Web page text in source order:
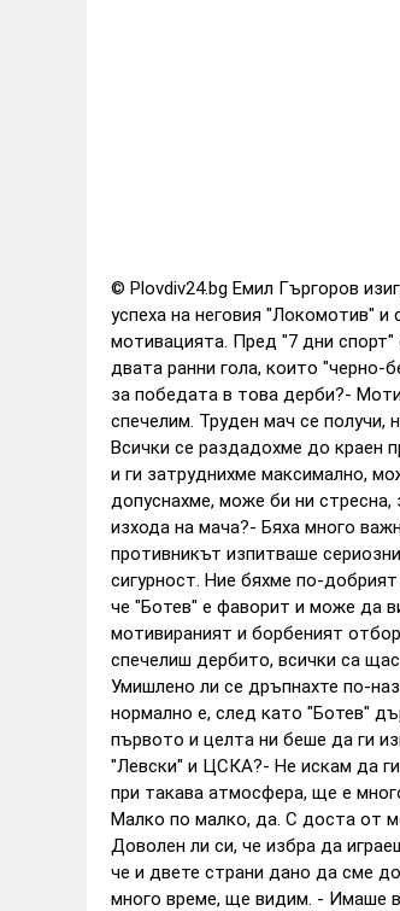
© Plovdiv24.bg Емил Гъргоров
успеха на неговия "Локомотив"
мотивацията. Пред "7 дни спорт"
двата ранни гола, които "черно-
за победата в това дерби?-
спечелим. Труден мач се получи,
Всички се раздадохме до краен
и ги затруднихме максимално,
допуснахме, може би ни
изхода на мача?- Бяха много
противникът изпитваше
сигурност. Ние бяхме по-
че "Ботев" е фаворит и може да
мотивираният и борбеният
спечелиш дербито, всички са
Умишлено ли се дръпнахте по-
нормално е, след като "Ботев"
първото и целта ни беше да ги
"Левски" и ЦСКА?- Не искам да
при такава атмосфера, ще е
Малко по малко, да. С доста от
Доволен ли си, че избра да
че и двете страни дано да сме
много време, ще видим. - Имаше